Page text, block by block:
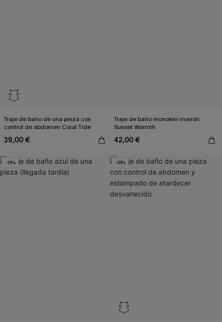
Traje de baño de una pieza con
control de abdomen Coral Tide
39,00 €
Traje de baño monokini marrón
Sunset Warmth
42,00 €
-11% -10%